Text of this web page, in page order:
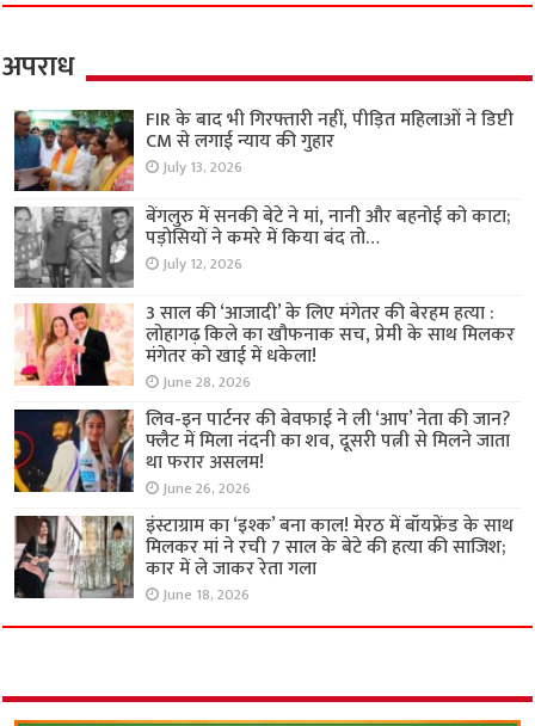
अपराध
FIR के बाद भी गिरफ्तारी नहीं, पीड़ित महिलाओं ने डिप्टी
CM से लगाई न्याय की गुहार
July 13, 2026
बेंगलुरु में सनकी बेटे ने मां, नानी और बहनोई को काटा;
पड़ोसियों ने कमरे में किया बंद तो…
July 12, 2026
3 साल की ‘आजादी’ के लिए मंगेतर की बेरहम हत्या :
लोहागढ़ किले का खौफनाक सच, प्रेमी के साथ मिलकर
मंगेतर को खाई में धकेला!
June 28, 2026
लिव-इन पार्टनर की बेवफाई ने ली ‘आप’ नेता की जान?
फ्लैट में मिला नंदनी का शव, दूसरी पत्नी से मिलने जाता
था फरार असलम!
June 26, 2026
इंस्टाग्राम का ‘इश्क’ बना काल! मेरठ में बॉयफ्रेंड के साथ
मिलकर मां ने रची 7 साल के बेटे की हत्या की साजिश;
कार में ले जाकर रेता गला
June 18, 2026